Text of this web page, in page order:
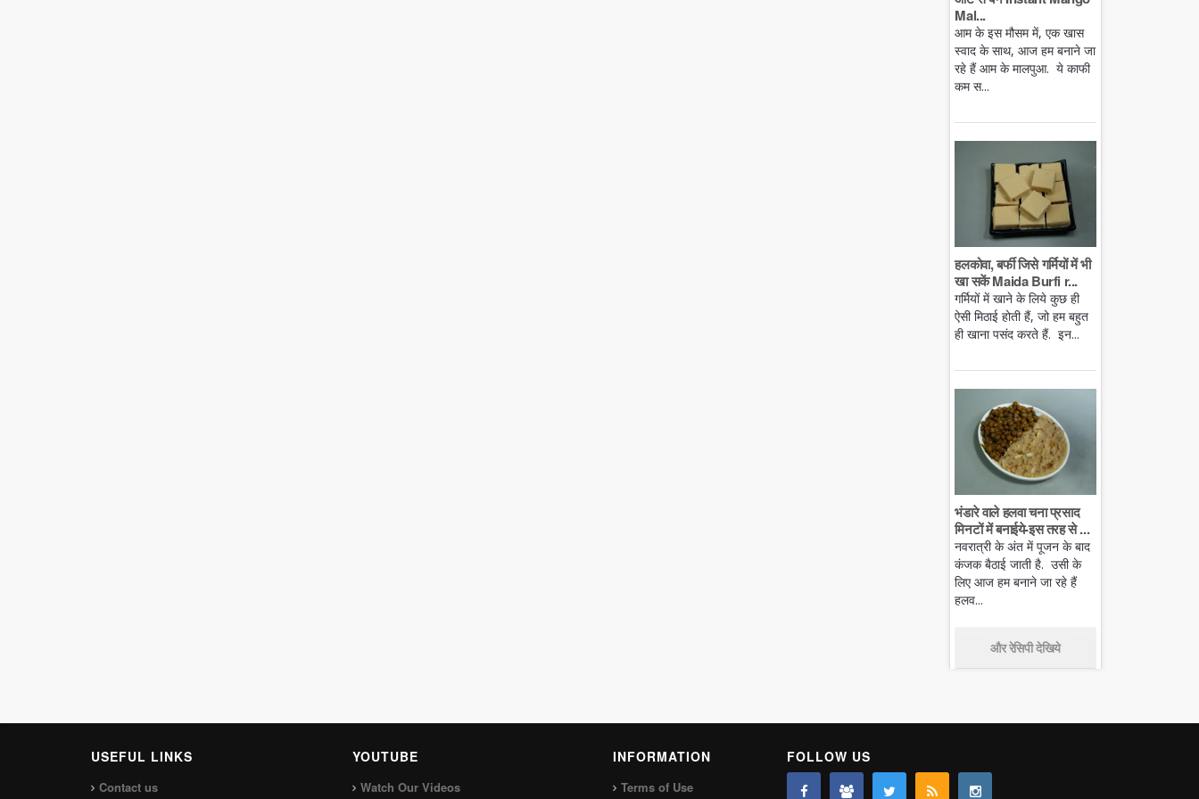
Mal...
आम के इस मौसम में, एक खास
स्वाद के साथ, आज हम बनाने जा
रहे हैं आम के मालपुआ. ये काफी
कम स...
हलकोवा, बर्फी जिसे गर्मियों में भी
खा सकें Maida Burfi r...
गर्मियों में खाने के लिये कुछ ही
ऐसी मिठाई होती हैं, जो हम बहुत
ही खाना पसंद करते हैं. इन...
भंडारे वाले हलवा चना प्रसाद
मिनटों में बनाईये-इस तरह से ...
नवरात्री के अंत में पूजन के बाद
कंजक बैठाई जाती है. उसी के
लिए आज हम बनाने जा रहे हैं
हलव...
और रेसिपी देखिये
USEFUL LINKS
Contact us
YOUTUBE
Watch Our Videos
INFORMATION
Terms of Use
FOLLOW US